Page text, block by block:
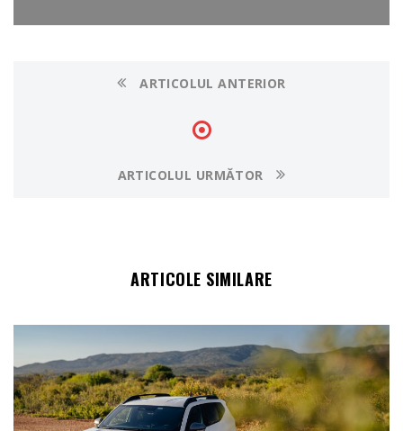
ARTICOLUL ANTERIOR
ARTICOLUL URMĂTOR
ARTICOLE SIMILARE